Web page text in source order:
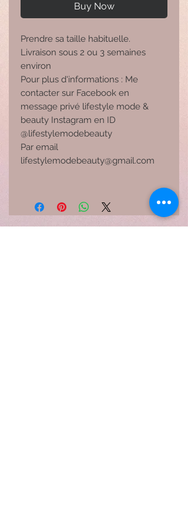
Buy Now
Prendre sa taille habituelle.
Livraison sous 2 ou 3 semaines
environ
Pour plus d'informations : Me
contacter sur Facebook en
message privé lifestyle mode &
beauty Instagram en ID
@lifestylemodebeauty
Par email
lifestylemodebeauty@gmail.com